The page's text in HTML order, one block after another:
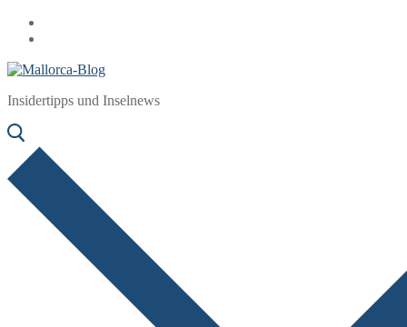
Zum
Inhalt
Menü
Schließen
Insidertipps und Inselnews